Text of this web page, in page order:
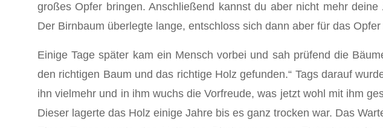
großes Opfer bringen. Anschließend kannst du aber nicht mehr
Der Birnbaum überlegte lange, entschloss sich dann aber für das
Einige Tage später kam ein Mensch vorbei und sah prüfend die
den richtigen Baum und das richtige Holz gefunden.“ Tags darauf
ihn vielmehr und in ihm wuchs die Vorfreude, was jetzt wohl mit ihm
Dieser lagerte das Holz einige Jahre bis es ganz trocken war. Das